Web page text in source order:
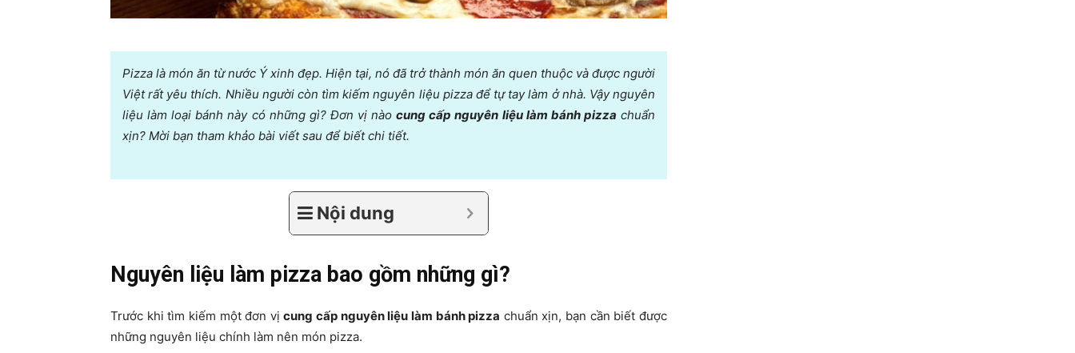
Pizza là món ăn từ nước Ý xinh đẹp. Hiện tại, nó đã trở thành món ăn quen thuộc và được người
Việt rất yêu thích. Nhiều người còn tìm kiếm nguyên liệu pizza để tự tay làm ở nhà. Vậy nguyên
liệu làm loại bánh này có những gì? Đơn vị nàocung cấp nguyên liệu làm bánh pizza chuẩn
xịn? Mời bạn tham khảo bài viết sau để biết chi tiết.
Nội dung
Nguyên liệu làm pizza bao gồm những gì?
Trước khi tìm kiếm một đơn vịcung cấp nguyên liệu làm bánh pizza chuẩn xịn, bạn cần biết được
những nguyên liệu chính làm nên món pizza.